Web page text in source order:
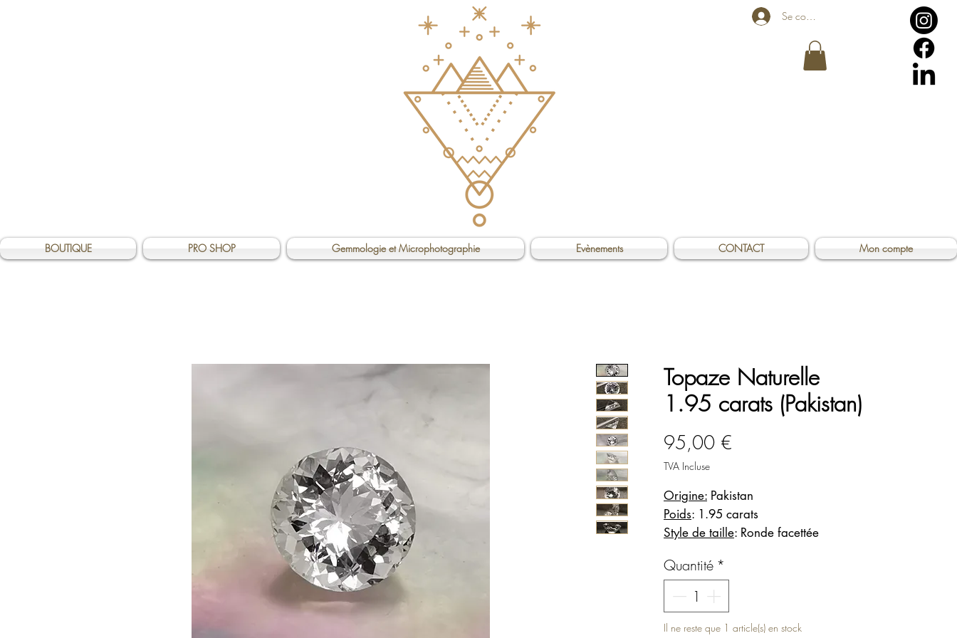
Se connecter
BOUTIQUE PRO SHOP Gemmologie et Microphotographie Evènements CONTACT Mon compte
Topaze Naturelle
1.95 carats (Pakistan)
95,00 €
TVA Incluse
Origine: Pakistan
Poids: 1.95 carats
Style de taille: Ronde facettée
mm
Couleur
: Incolore
Transparence
Eclat: Vitreux
Quantité *
Il ne reste que 1 article(s) en stock